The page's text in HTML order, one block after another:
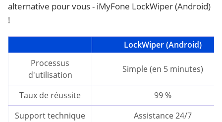
alternative pour vous - iMyFone LockWiper (Android)
!
LockWiper (Android)
Processus
d'utilisation
Simple (en 5 minutes)
Taux de réussite
99 %
Support technique
Assistance 24/7